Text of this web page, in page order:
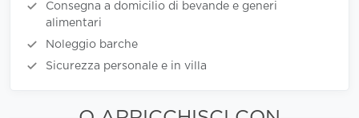
Consegna a domicilio di bevande e generi
alimentari
Noleggio barche
Sicurezza personale e in villa